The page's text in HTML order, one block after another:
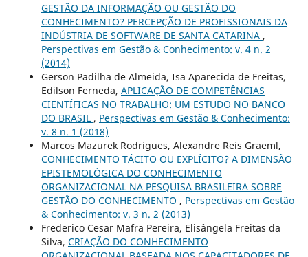
GESTÃO DA INFORMAÇÃO OU GESTÃO DO
CONHECIMENTO? PERCEPÇÃO DE PROFISSIONAIS DA
INDÚSTRIA DE SOFTWARE DE SANTA CATARINA ,
Perspectivas em Gestão & Conhecimento: v. 4 n. 2
(2014)
Gerson Padilha de Almeida, Isa Aparecida de Freitas,
Edilson Ferneda, APLICAÇÃO DE COMPETÊNCIAS
CIENTÍFICAS NO TRABALHO: UM ESTUDO NO BANCO
DO BRASIL , Perspectivas em Gestão & Conhecimento:
v. 8 n. 1 (2018)
Marcos Mazurek Rodrigues, Alexandre Reis Graeml,
CONHECIMENTO TÁCITO OU EXPLÍCITO? A DIMENSÃO
EPISTEMOLÓGICA DO CONHECIMENTO
ORGANIZACIONAL NA PESQUISA BRASILEIRA SOBRE
GESTÃO DO CONHECIMENTO , Perspectivas em Gestão
& Conhecimento: v. 3 n. 2 (2013)
Frederico Cesar Mafra Pereira, Elisângela Freitas da
Silva, CRIAÇÃO DO CONHECIMENTO